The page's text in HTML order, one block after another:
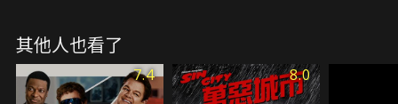
失控的世界，爸爸和小布要如何堅強地活下去？
其他人也看了
7.4 8.0